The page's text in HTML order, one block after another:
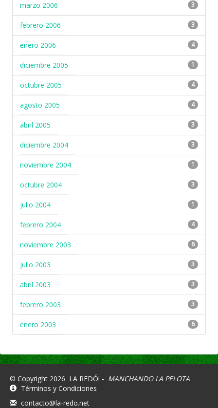
marzo 2006 3
febrero 2006 3
enero 2006 4
diciembre 2005 1
octubre 2005 4
agosto 2005 4
abril 2005 3
diciembre 2004 3
noviembre 2004 1
octubre 2004 3
julio 2004 1
febrero 2004 4
noviembre 2003 6
julio 2003 3
abril 2003 3
febrero 2003 3
enero 2003 6
© Copyright 2026 LA REDÓ! - MANCHANDO LA PELOTA
Términos y Condiciones
contacto@la-redo.net